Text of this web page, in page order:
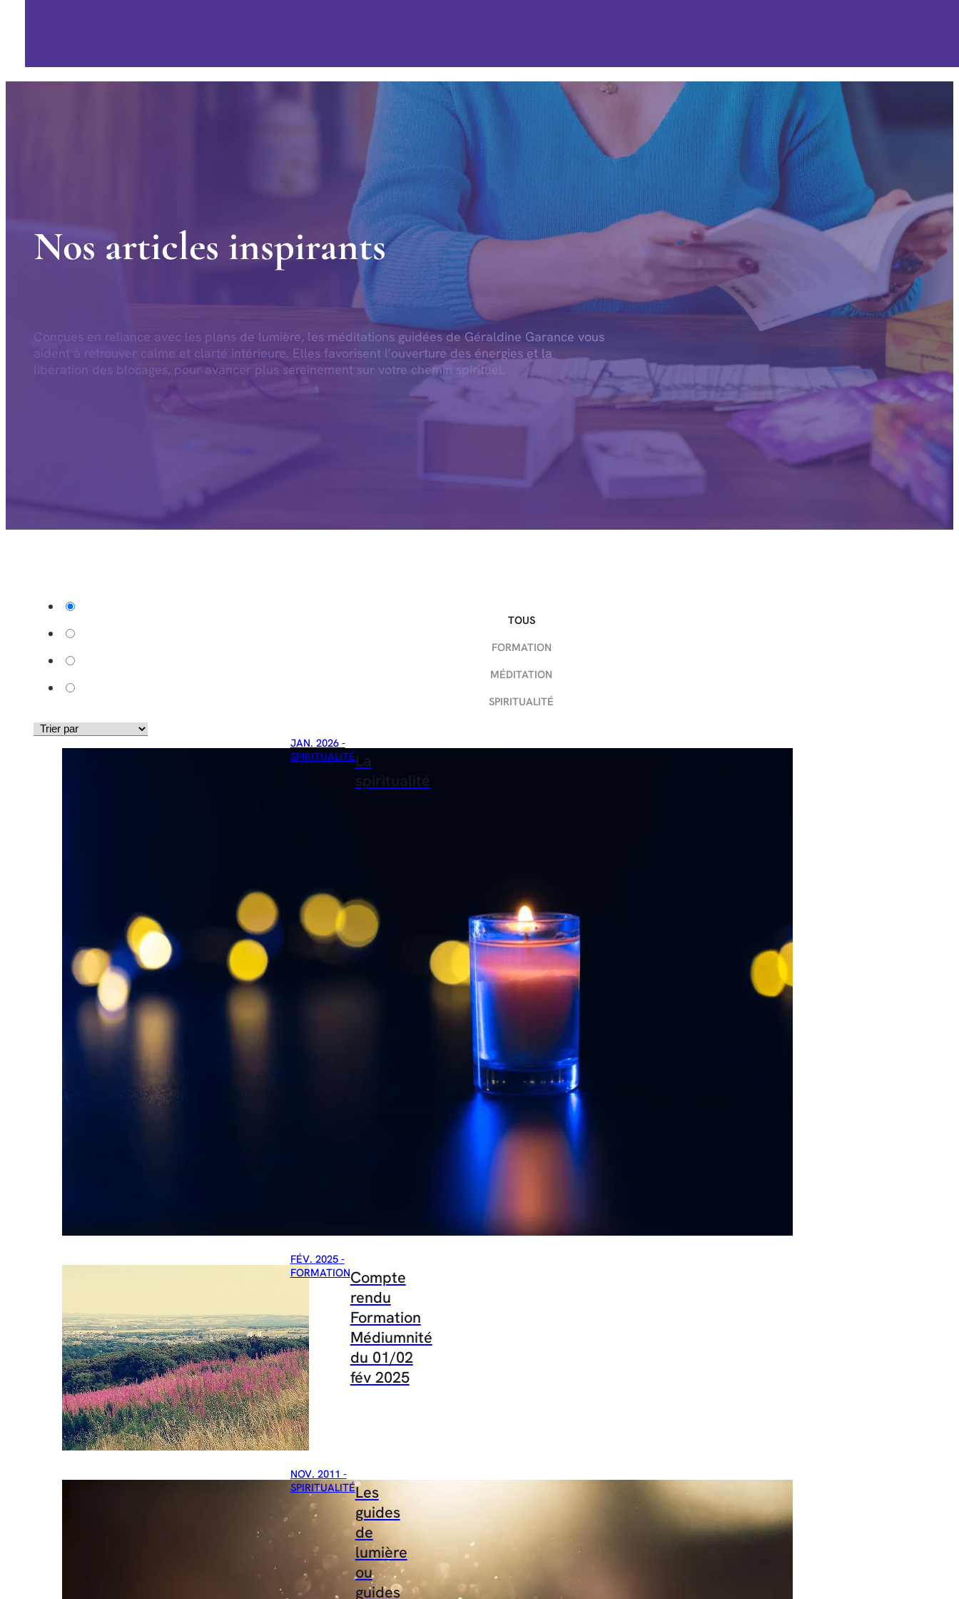
Nos articles inspirants
Conçues en reliance avec les plans de lumière, les méditations guidées de Géraldine Garance vous
aident à retrouver calme et clarté intérieure. Elles favorisent l’ouverture des énergies et la
libération des blocages, pour avancer plus sereinement sur votre chemin spirituel.
TOUS
FORMATION
MÉDITATION
SPIRITUALITÉ
JAN. 2026 -
SPIRITUALITÉLa
spiritualité
FÉV. 2025 -
FORMATIONCompte
rendu
Formation
Médiumnité
du 01/02
fév 2025
NOV. 2011 -
SPIRITUALITÉLes
guides
de
lumière
ou
guides